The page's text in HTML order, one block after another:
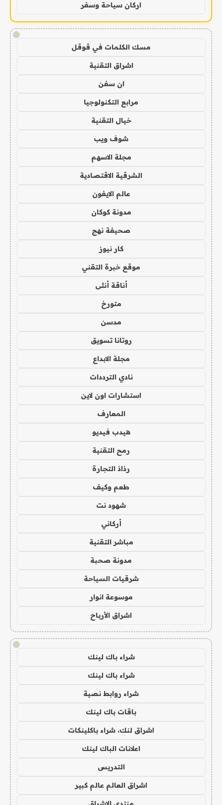
اركان سياحة وسفر
!
مسك الكلمات في قوقل
اشراق التقنية
ان سفن
مرابع التكنولوجيا
خيال التقنية
شوف ويب
مجلة الاسهم
الشرقية الاقتصادية
عالم الايفون
مدونة كوكان
صحيفة نهج
كار نيوز
موقع خبرة التقني
أناقة أنثى
متورخ
مدسن
روتانا تسويق
مجلة الابداع
نادي الترددات
استشارات اون لاين
المعارف
هيدب فيديو
رمح التقنية
رذاذ التجارة
طعم وكيف
شهود نت
أركاني
مباشر التقنية
مدونة صحبة
شرقيات السياحة
موسوعة انوار
اشراق الأرباح
!
شراء باك لينك
شراء باك لينك
شراء روابط نصية
باقات باك لينك
اشراق لنك، شراء باكلينكات
اعلانات الباك لينك
التدريس
اشراق العالم عالم كبير